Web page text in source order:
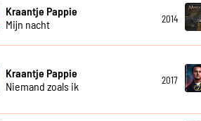
Kraantje Pappie
Mijn nacht
2014
Kraantje Pappie
Niemand zoals ik
2017